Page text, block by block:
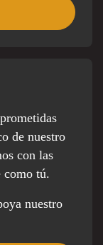
de nuestro
con las
como tú.
nuestro